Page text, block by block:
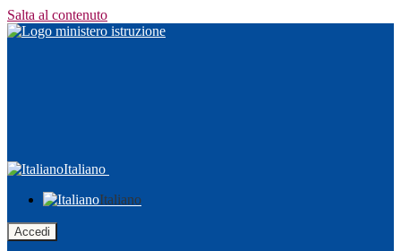
Salta al contenuto
Italiano
Italiano
Accedi